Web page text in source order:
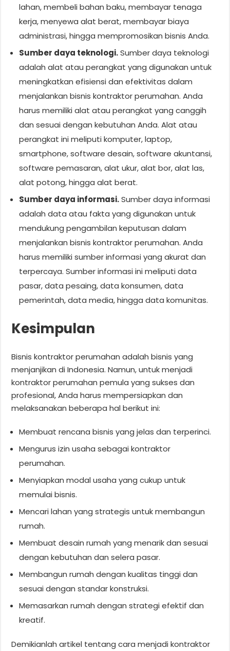
lahan, membeli bahan baku, membayar tenaga
kerja, menyewa alat berat, membayar biaya
administrasi, hingga mempromosikan bisnis Anda.
Sumber daya teknologi.Sumber daya teknologi
adalah alat atau perangkat yang digunakan untuk
meningkatkan efisiensi dan efektivitas dalam
menjalankan bisnis kontraktor perumahan. Anda
harus memiliki alat atau perangkat yang canggih
dan sesuai dengan kebutuhan Anda. Alat atau
perangkat ini meliputi komputer, laptop,
smartphone, software desain, software akuntansi,
software pemasaran, alat ukur, alat bor, alat las,
alat potong, hingga alat berat.
Sumber daya informasi.Sumber daya informasi
adalah data atau fakta yang digunakan untuk
mendukung pengambilan keputusan dalam
menjalankan bisnis kontraktor perumahan. Anda
harus memiliki sumber informasi yang akurat dan
terpercaya. Sumber informasi ini meliputi data
pasar, data pesaing, data konsumen, data
pemerintah, data media, hingga data komunitas.
Kesimpulan
Bisnis kontraktor perumahan adalah bisnis yang
menjanjikan di Indonesia. Namun, untuk menjadi
kontraktor perumahan pemula yang sukses dan
profesional, Anda harus mempersiapkan dan
melaksanakan beberapa hal berikut ini:
Membuat rencana bisnis yang jelas dan terperinci.
Mengurus izin usaha sebagai kontraktor
perumahan.
Menyiapkan modal usaha yang cukup untuk
memulai bisnis.
Mencari lahan yang strategis untuk membangun
rumah.
Membuat desain rumah yang menarik dan sesuai
dengan kebutuhan dan selera pasar.
Membangun rumah dengan kualitas tinggi dan
sesuai dengan standar konstruksi.
Memasarkan rumah dengan strategi efektif dan
kreatif.
Demikianlah artikel tentang cara menjadi kontraktor